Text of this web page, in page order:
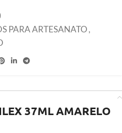
PARA ARTESANATO,
37ML AMARELO